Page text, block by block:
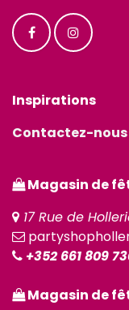
Inspirations
Contactez-nous
Magasin de
17 Rue de
+352 661 809
Magasin de